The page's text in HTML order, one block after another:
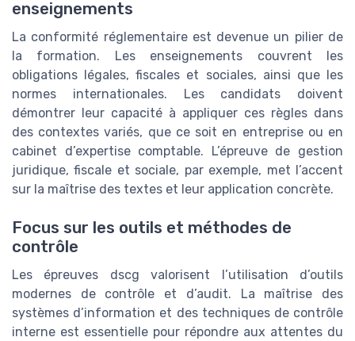
enseignements
La conformité réglementaire est devenue un pilier de
la formation. Les enseignements couvrent les
obligations légales, fiscales et sociales, ainsi que les
normes internationales. Les candidats doivent
démontrer leur capacité à appliquer ces règles dans
des contextes variés, que ce soit en entreprise ou en
cabinet d’expertise comptable. L’épreuve de gestion
juridique, fiscale et sociale, par exemple, met l’accent
sur la maîtrise des textes et leur application concrète.
Focus sur les outils et méthodes de
contrôle
Les épreuves dscg valorisent l’utilisation d’outils
modernes de contrôle et d’audit. La maîtrise des
systèmes d’information et des techniques de contrôle
interne est essentielle pour répondre aux attentes du